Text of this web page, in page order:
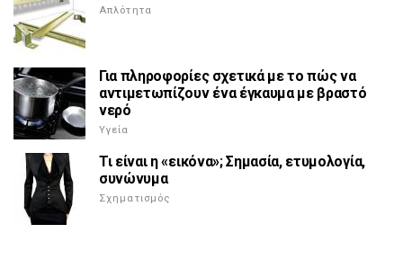
Απλότητα
Για πληροφορίες σχετικά με το πώς να
αντιμετωπίζουν ένα έγκαυμα με βραστό
νερό
Υγεία
Τι είναι η «εικόνα»; Σημασία, ετυμολογία,
συνώνυμα
Σχηματισμός